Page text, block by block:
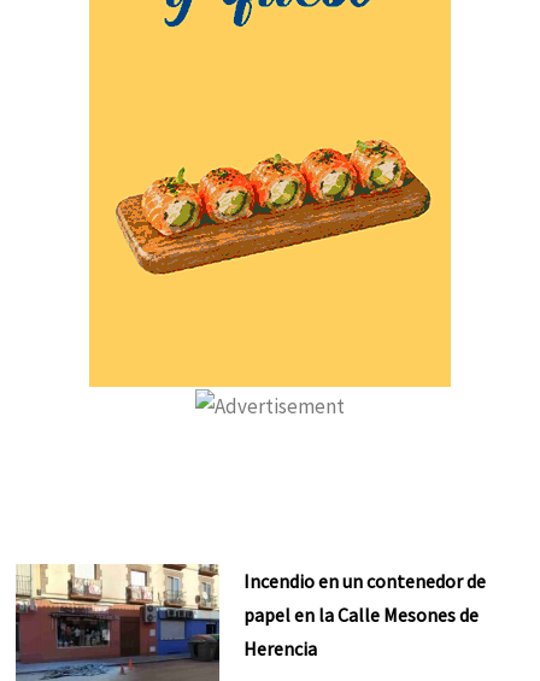
Incendio en un contenedor de
papel en la Calle Mesones de
Herencia